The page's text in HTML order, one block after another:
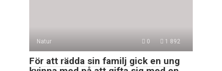
Natur 0 1 892
För att rädda sin familj gick en ung